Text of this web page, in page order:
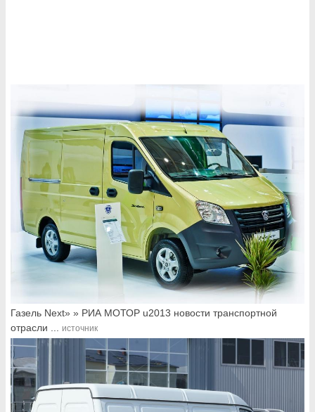
Газель Next» » РИА МОТОР u2013 новости транспортной
отрасли ...
источник